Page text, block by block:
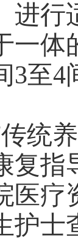
进行
一体
3至4
统
复指
医疗
护士